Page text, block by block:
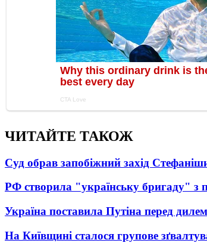
ЧИТАЙТЕ ТАКОЖ
Суд обрав запобіжний захід
РФ створила "українську бригаду" з
Україна поставила Путіна перед
На Київщині сталося групове